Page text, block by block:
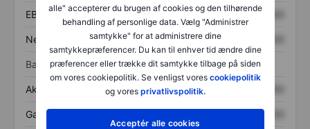
alle" accepterer du brugen af cookies og den tilhørende
behandling af personlige data. Vælg "Administrer
samtykke" for at administrere dine
samtykkepræferencer. Du kan til enhver tid ændre dine
præferencer eller trække dit samtykke tilbage på siden
om vores cookiepolitik. Se venligst vores cookiepolitik
og vores privatlivspolitik.
Acceptér alle cookies
EBITDA XXXXXXX XXXXXXX
Nettoresultat XXXXXXX
Balance
Aktiver i alt XXXXXXX
Gæld XXXXXXX